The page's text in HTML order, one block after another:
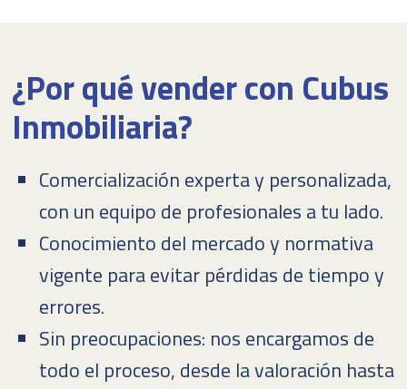
¿Por qué vender con Cubus
Inmobiliaria?
Comercialización experta y personalizada,
con un equipo de profesionales a tu lado.
Conocimiento del mercado y normativa
vigente para evitar pérdidas de tiempo y
errores.
Sin preocupaciones: nos encargamos de
todo el proceso, desde la valoración hasta